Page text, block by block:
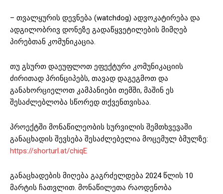
– თვალყურის დევნება (watchdog) ადვოკატირება და
ადგილობრივ დონეზე გადაწყვეტილების მიმღებ
პირებთან კომუნიკაცია.
თუ გსურთ დაეუფლოთ ეფექტური კომუნიკაციის
ძირითად პრინციპებს, თავად დაგეგმოთ და
განახორციელოთ კამპანიები თემში, მაშინ ეს
შესაძლებლობა სწორედ თქვენთვისაა.
პროექტში მონაწილეობის სურვილის შემთხვევაში
განაცხადის შევსება შესაძლებელია მოცემულ ბმულზე:
https://shorturl.at/chiqE
განაცხადების მიღება გაგრძელდება 2024 წლის 10
მარტის ჩათვლით. მონაწილეთა რაოდენობა